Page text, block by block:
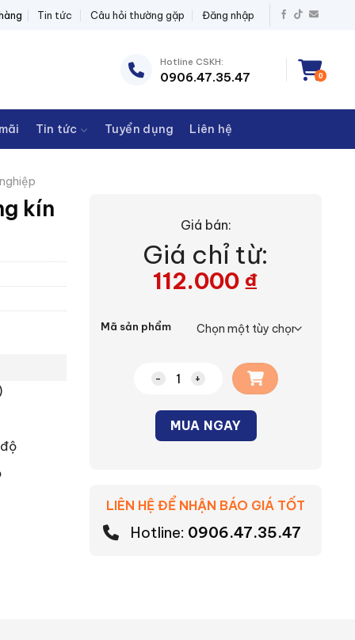
BỊ ĐIỆN THANH CHÂU
Tin tức Câu hỏi thường gặp Đăng nhập
Hotline CSKH:
0906.47.35.47 0
Tin tức Tuyển dụng Liên hệ
kín
Giá bán:
Giá chỉ từ:
112.000 ₫
Mã sản phẩm
Phích cắm di động loại không kín
MUA NGAY
LIÊN HỆ ĐỂ NHẬN BÁO GIÁ TỐT
Hotline: 0906.47.35.47